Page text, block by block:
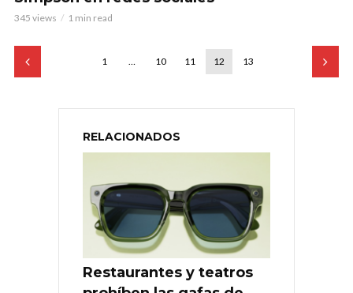
345 views 1 min read
1 … 10 11 12 13
RELACIONADOS
Restaurantes y teatros